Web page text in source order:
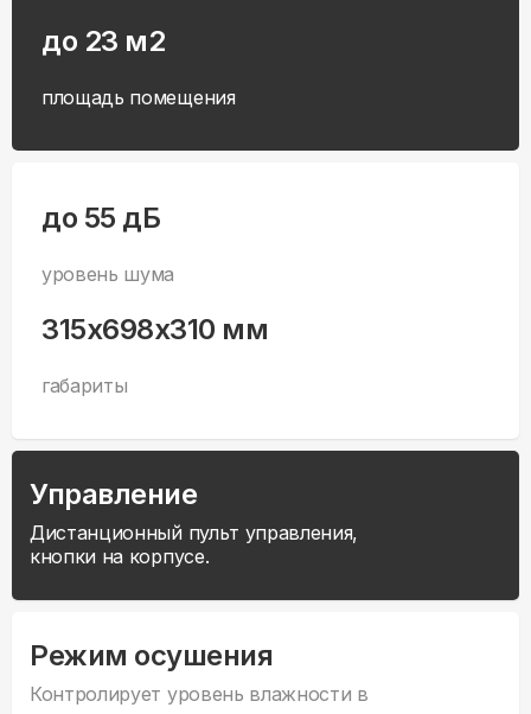
до 23 м2
площадь помещения
до 55 дБ
уровень шума
315x698x310 мм
габариты
Управление
Дистанционный пульт управления,
кнопки на корпусе.
Режим осушения
Контролирует уровень влажности в